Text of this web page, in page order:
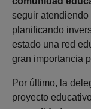
seguir
planificando
estado una red
gran importancia
Por último, la
proyecto